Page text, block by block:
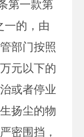
第一款第
一的，由
部门按照
元以下的
或者停业
扬尘的物
密围挡，